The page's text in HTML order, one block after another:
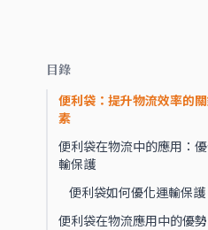
目錄
便利袋：提升物流效率的
素
便利袋在物流中的應用：
輸保護
便利袋如何優化運輸保護
便利袋在物流應用中的優勢